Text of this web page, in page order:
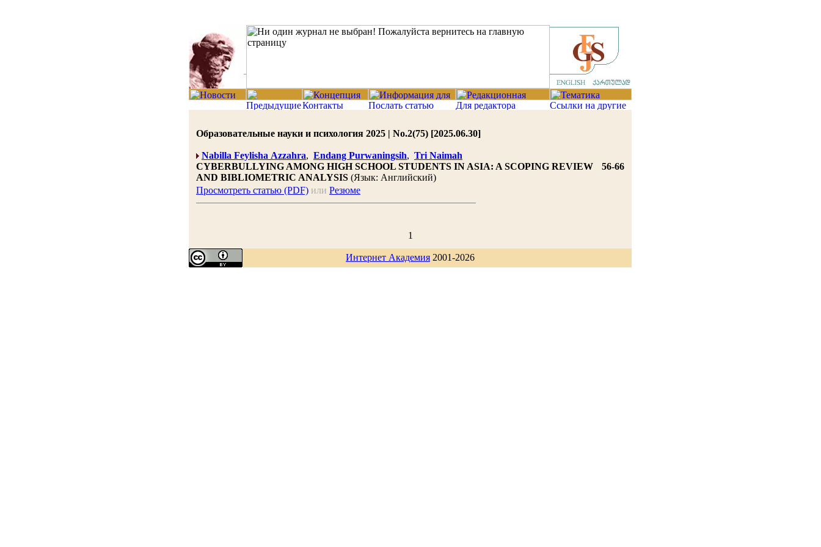
Образовательные науки и психология 2025 | No.2(75) [2025.06.30]
Nabilla Feylisha Azzahra, Endang Purwaningsih, Tri Naimah
CYBERBULLYING AMONG HIGH SCHOOL STUDENTS IN ASIA: A SCOPING REVIEW
AND BIBLIOMETRIC ANALYSIS (Язык: Английский)
56-66
Просмотреть статью (PDF) или Резюме
1
Интернет Академия 2001-2026